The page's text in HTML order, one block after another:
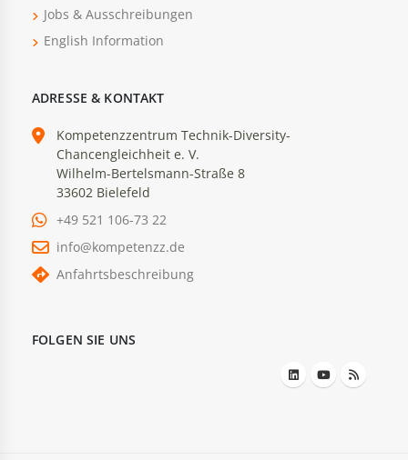
Jobs & Ausschreibungen
English Information
ADRESSE & KONTAKT
Kompetenzzentrum Technik-Diversity-
Chancengleichheit e. V.
Wilhelm-Bertelsmann-Straße 8
33602 Bielefeld
+49 521 106-73 22
info@kompetenzz.de
Anfahrtsbeschreibung
FOLGEN SIE UNS